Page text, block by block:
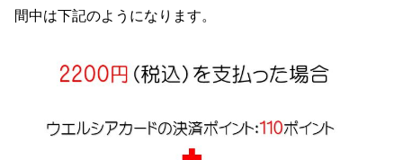
間中は下記のようになります。